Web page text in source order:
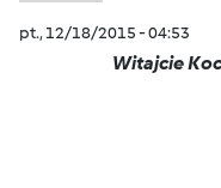
pt., 12/18/2015 - 04:53
Witajcie